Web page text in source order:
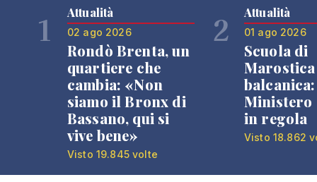
1 Attualità
02 ago 2026
Rondò Brenta, un
quartiere che
cambia: «Non
siamo il Bronx di
Bassano, qui si
vive bene»
Visto 19.845 volte
2 Attualità
01 ago 2026
Scuola di
Ministero
in regola
Visto 18.862